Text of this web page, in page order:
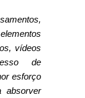
vídeos
de
esforço
absorver